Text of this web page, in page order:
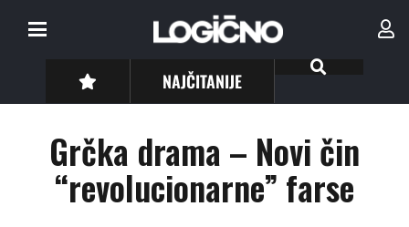
NAJČITANIJE
Grčka drama – Novi čin
“revolucionarne” farse